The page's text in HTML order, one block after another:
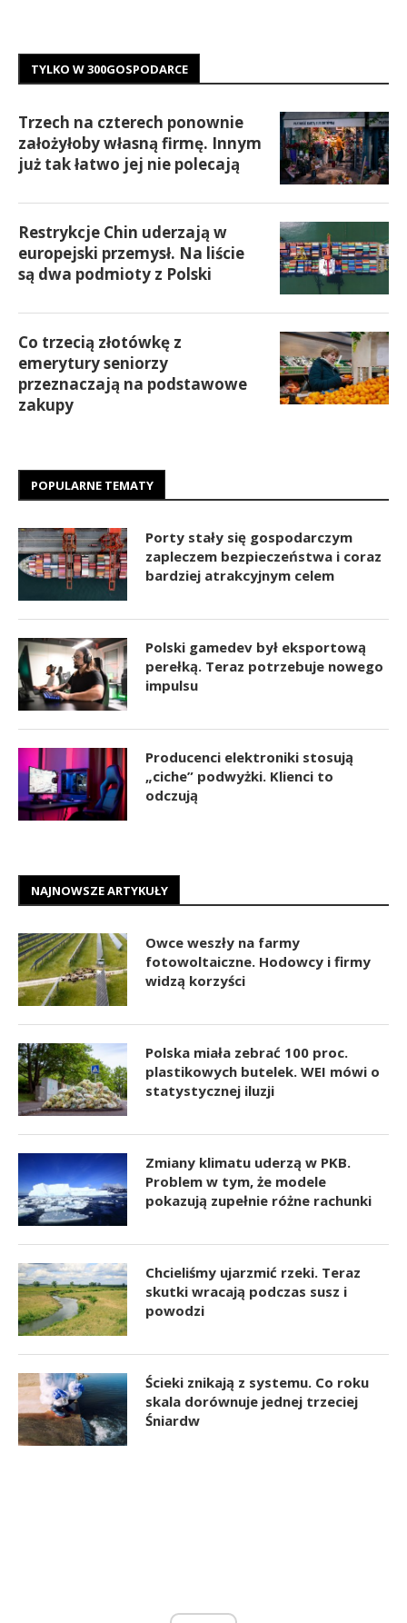
TYLKO W 300GOSPODARCE
Trzech na czterech ponownie
założyłoby własną firmę. Innym
już tak łatwo jej nie polecają
Restrykcje Chin uderzają w
europejski przemysł. Na liście
są dwa podmioty z Polski
Co trzecią złotówkę z
emerytury seniorzy
przeznaczają na podstawowe
zakupy
POPULARNE TEMATY
Porty stały się gospodarczym
zapleczem bezpieczeństwa i coraz
bardziej atrakcyjnym celem
Polski gamedev był eksportową
perełką. Teraz potrzebuje nowego
impulsu
Producenci elektroniki stosują
„ciche” podwyżki. Klienci to
odczują
NAJNOWSZE ARTYKUŁY
Owce weszły na farmy
fotowoltaiczne. Hodowcy i firmy
widzą korzyści
Polska miała zebrać 100 proc.
plastikowych butelek. WEI mówi o
statystycznej iluzji
Zmiany klimatu uderzą w PKB.
Problem w tym, że modele
pokazują zupełnie różne rachunki
Chcieliśmy ujarzmić rzeki. Teraz
skutki wracają podczas susz i
powodzi
Ścieki znikają z systemu. Co roku
skala dorównuje jednej trzeciej
Śniardw